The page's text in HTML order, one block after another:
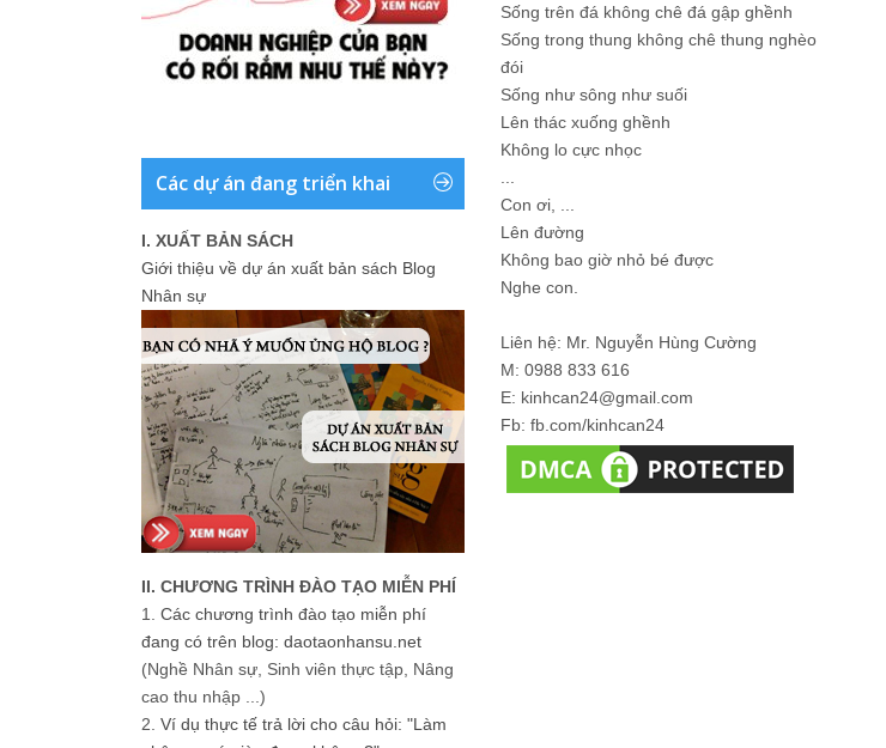
Các dự án đang triển khai
I. XUẤT BẢN SÁCH
Giới thiệu về dự án xuất bản sách Blog
Nhân sự
II. CHƯƠNG TRÌNH ĐÀO TẠO MIỄN PHÍ
1. Các chương trình đào tạo miễn phí
đang có trên blog: daotaonhansu.net
(Nghề Nhân sự, Sinh viên thực tập, Nâng
cao thu nhập ...)
2. Ví dụ thực tế trả lời cho câu hỏi: "Làm
Sống trên đá không chê đá gập ghềnh
Sống trong thung không chê thung nghèo
đói
Sống như sông như suối
Lên thác xuống ghềnh
Không lo cực nhọc
Con ơi, ...
Lên đường
Không bao giờ nhỏ bé được
Nghe con.
Liên hệ: Mr. Nguyễn Hùng Cường
M: 0988 833 616
E: kinhcan24@gmail.com
Fb: fb.com/kinhcan24